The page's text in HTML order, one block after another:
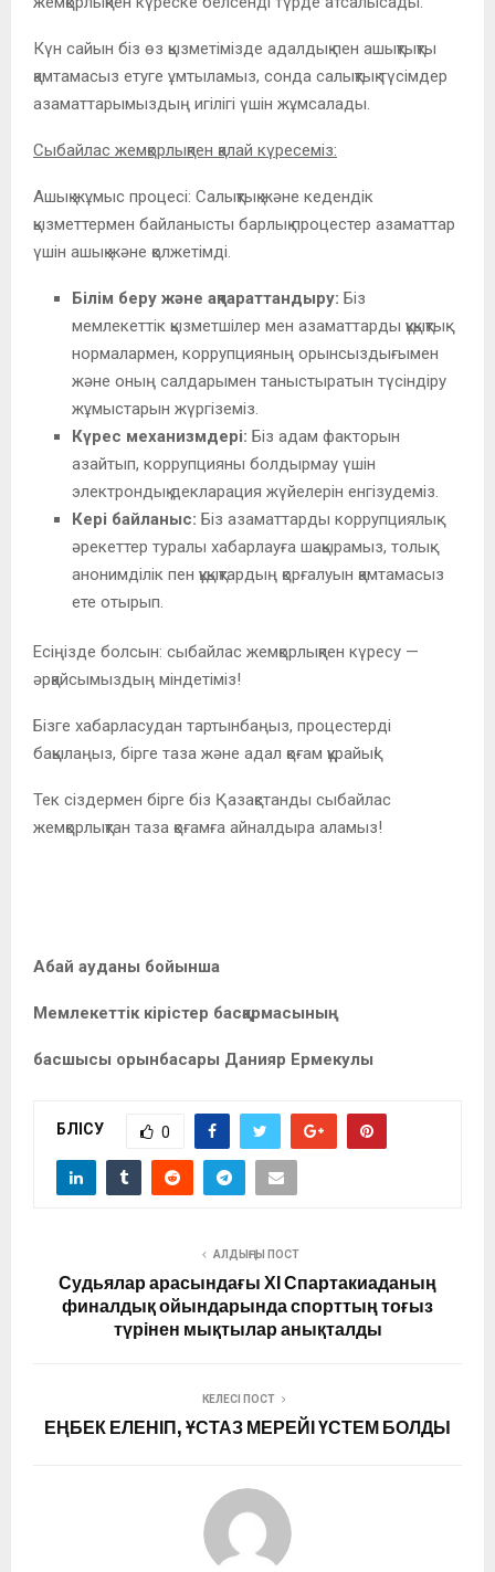
Күн сайын біз өз қызметімізде адалдық пен ашықтықты
қамтамасыз етуге ұмтыламыз, сонда салықтық түсімдер
азаматтарымыздың игілігі үшін жұмсалады.
Сыбайлас жемқорлықпен қалай күресеміз:
Ашық жұмыс процесі: Салықтық және кедендік
қызметтермен байланысты барлық процестер азаматтар
үшін ашық және қолжетімді.
Білім беру және ақпараттандыру: Біз
мемлекеттік қызметшілер мен азаматтарды құқықтық
нормалармен, коррупцияның орынсыздығымен
және оның салдарымен таныстыратын түсіндіру
жұмыстарын жүргіземіз.
Күрес механизмдері: Біз адам факторын
азайтып, коррупцияны болдырмау үшін
электрондық декларация жүйелерін енгізудеміз.
Кері байланыс: Біз азаматтарды коррупциялық
әрекеттер туралы хабарлауға шақырамыз, толық
анонимділік пен құқықтардың қорғалуын қамтамасыз
ете отырып.
Есіңізде болсын: сыбайлас жемқорлықпен күресу —
әрқайсымыздың міндетіміз!
Бізге хабарласудан тартынбаңыз, процестерді
бақылаңыз, бірге таза және адал қоғам құрайық!
Тек сіздермен бірге біз Қазақстанды сыбайлас
жемқорлықтан таза қоғамға айналдыра аламыз!
Абай ауданы бойынша
Мемлекеттік кірістер басқармасының
басшысы орынбасары Данияр Ермекулы
БӨЛІСУ 0
АЛДЫҢҒЫ ПОСТ
Судьялар арасындағы ХІ Спартакиаданың
финалдық ойындарында спорттың тоғыз
түрінен мықтылар анықталды
КЕЛЕСІ ПОСТ
ЕҢБЕК ЕЛЕНІП, ҰСТАЗ МЕРЕЙІ ҮСТЕМ БОЛДЫ